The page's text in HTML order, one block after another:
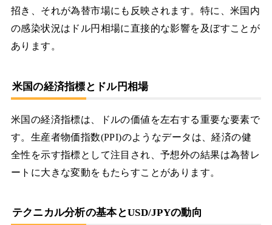
招き、それが為替市場にも反映されます。特に、米国内
の感染状況はドル円相場に直接的な影響を及ぼすことが
あります。
米国の経済指標とドル円相場
米国の経済指標は、ドルの価値を左右する重要な要素で
す。生産者物価指数(PPI)のようなデータは、経済の健
全性を示す指標として注目され、予想外の結果は為替レ
ートに大きな変動をもたらすことがあります。
テクニカル分析の基本とUSD/JPYの動向